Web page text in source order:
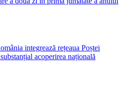
integrează rețeaua Poștei
acoperirea națională